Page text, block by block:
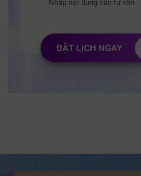
ĐẶT LỊCH NGAY